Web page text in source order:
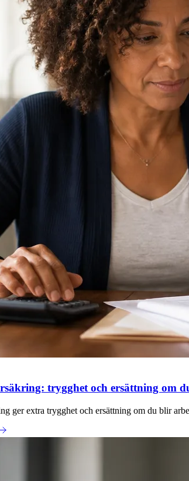
trygghet och ersättning om
ger extra trygghet och ersättning om du blir